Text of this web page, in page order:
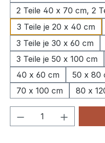
2 Teile 40 x 70 cm, 2
3 Teile je 20 x 40 cm
3 Teile je 30 x 60 cm
3 Teile je 50 x 100 cm
40 x 60 cm
50 x 80
70 x 100 cm
80 x
Produkt Anzahl: